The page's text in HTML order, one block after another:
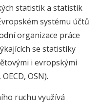
statistik a statistik
systému účtů
organizace práce
se statistiky
i evropskými
OSN).
ruchu využívá